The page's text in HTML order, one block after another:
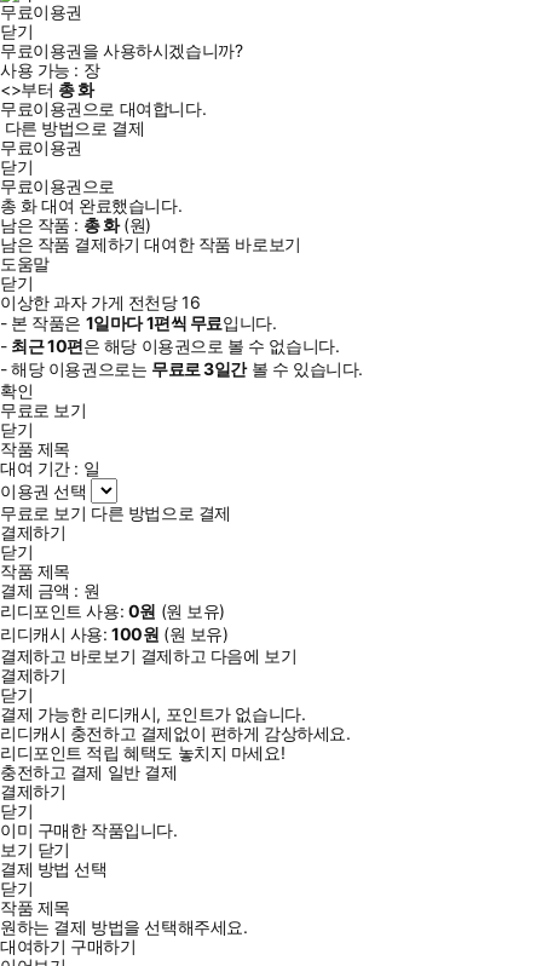
무료이용권
닫기
무료이용권을 사용하시겠습니까?
사용 가능 : 장
<>부터 총화
무료이용권으로 대여합니다.
다른 방법으로 결제
무료이용권
닫기
무료이용권으로
총화대여 완료했습니다.
남은 작품 : 총화(원)
남은 작품 결제하기 대여한 작품 바로보기
도움말
닫기
이상한 과자 가게 전천당 16
- 본 작품은 1일마다1편씩 무료입니다.
- 최근10편은 해당 이용권으로 볼 수 없습니다.
- 해당 이용권으로는 무료로3일간볼 수 있습니다.
확인
무료로 보기
닫기
작품 제목
대여 기간 : 일
이용권 선택
무료로 보기 다른 방법으로 결제
결제하기
닫기
작품 제목
결제 금액 : 원
리디포인트 사용: 0원 (원 보유)
리디캐시 사용:100원 (원 보유)
결제하고 바로보기 결제하고 다음에 보기
결제하기
닫기
결제 가능한 리디캐시, 포인트가 없습니다.
리디캐시 충전하고 결제없이 편하게 감상하세요.
리디포인트 적립 혜택도 놓치지 마세요!
충전하고 결제 일반 결제
결제하기
닫기
이미 구매한 작품입니다.
보기 닫기
결제 방법 선택
닫기
작품 제목
원하는 결제 방법을 선택해주세요.
대여하기 구매하기